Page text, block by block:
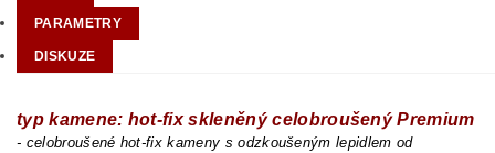
PARAMETRY
DISKUZE
typ kamene: hot-fix skleněný celobroušený Premium
- celobroušené hot-fix kameny s odzkoušeným lepidlem od